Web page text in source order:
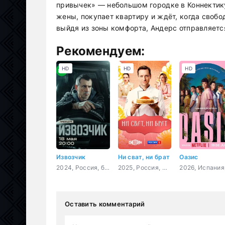
привычек» — небольшом городке в
жены, покупает квартиру и ждёт, когда
выйдя из зоны комфорта, Андерс
Рекомендуем:
Извозчик
2024, Россия, боевик, детектив, криминал
HD
Ни сват, ни брат
2025, Россия, мелодрама
HD
Оазис
HD
Оставить комментарий